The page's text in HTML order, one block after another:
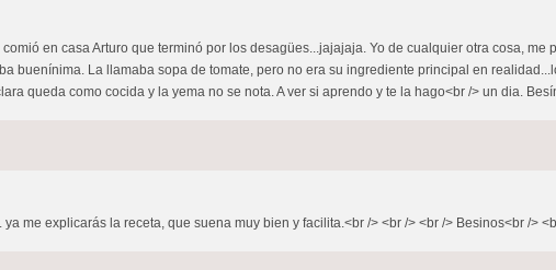
en casa Arturo que terminó por los desagües...jajajaja. Yo de cualquier otra cosa,
buenínima. La llamaba sopa de tomate, pero no era su ingrediente principal en
queda como cocida y la yema no se nota. A ver si aprendo y te la hago<br /> un dia.
me explicarás la receta, que suena muy bien y facilita.<br /> <br /> <br /> Besinos<br />